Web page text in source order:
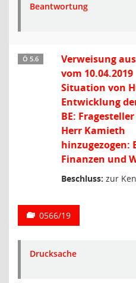
Beantwortung
Ö 5.6
Verweisung
vom 10.04.2019
Situation von
Entwicklung
BE:
Herr Kamieth
hinzugezogen:
Finanzen und
Beschluss: zur
0566/19
Drucksache